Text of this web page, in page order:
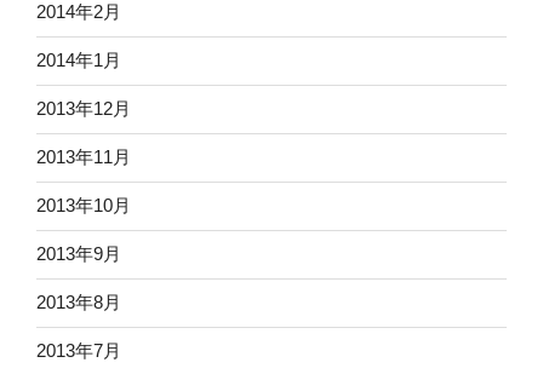
2014年2月
2014年1月
2013年12月
2013年11月
2013年10月
2013年9月
2013年8月
2013年7月